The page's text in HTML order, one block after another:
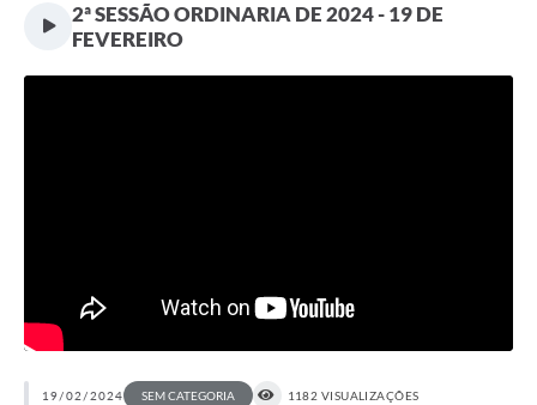
2ª SESSÃO ORDINARIA DE 2024 - 19 DE
FEVEREIRO
19/02/2024 SEM CATEGORIA 1182 VISUALIZAÇÕES